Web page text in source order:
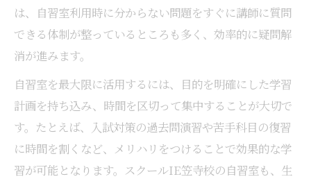
は、自習室利用時に分からない問題をすぐに講師に質問
できる体制が整っているところも多く、効率的に疑問解
消が進みます。
自習室を最大限に活用するには、目的を明確にした学習
計画を持ち込み、時間を区切って集中することが大切で
す。たとえば、入試対策の過去問演習や苦手科目の復習
に時間を割くなど、メリハリをつけることで効果的な学
習が可能となります。スクールIE笠寺校の自習室も、生